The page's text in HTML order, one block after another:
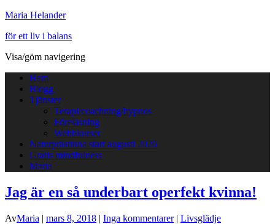
Maria Helander
för ett liv i balans
Visa/göm navigering
Hem
Blogg
Tjänster
Terapi/coachning/hypnos
Föreläsning
Webbkurser
Naturprästinna start augusti 2026
Gratis mindfulness
Maria
Jag är en så underbart operfekt kvinna!
AvMaria | mars 8, 2018 | Inga kommentarer| Livsglädje